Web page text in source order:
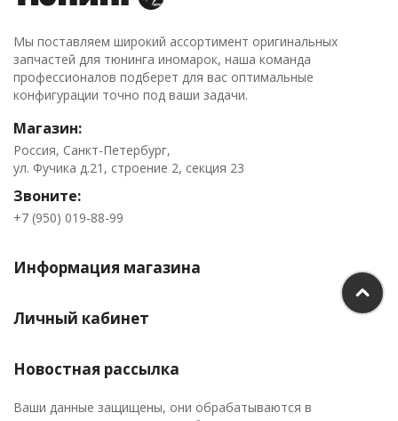
Мы поставляем широкий ассортимент оригинальных
запчастей для тюнинга иномарок, наша команда
профессионалов подберет для вас оптимальные
конфигурации точно под ваши задачи.
Магазин:
Россия, Санкт-Петербург,
ул. Фучика д.21, строение 2, секция 23
Звоните:
+7 (950) 019-88-99
Информация магазина
Личный кабинет
Новостная рассылка
Ваши данные защищены, они обрабатываются в